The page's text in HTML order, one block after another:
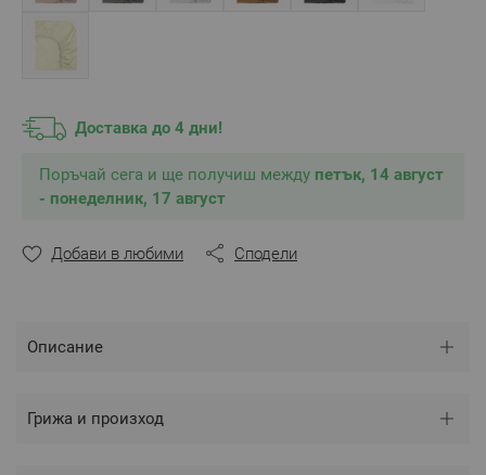
в тоновете и цветовете.
Доставка до 4 дни!
Поръчай сега и ще получиш между петък, 14 август
- понеделник, 17 август
Добави в любими Сподели
Описание
Грижа и произход